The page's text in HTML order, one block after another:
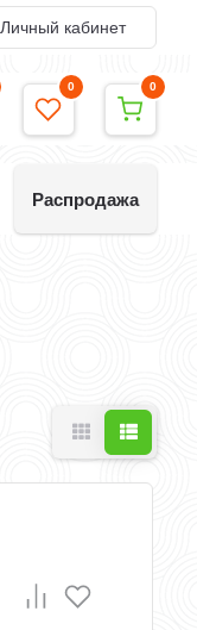
Личный кабинет
0 0
Распродажа